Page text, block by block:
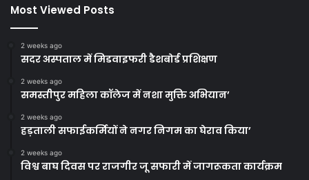
Most Viewed Posts
2 weeks ago
सदर अस्पताल में मिडवाइफरी डैशबोर्ड प्रशिक्षण
2 weeks ago
समस्तीपुर महिला कॉलेज में नशा मुक्ति अभियान’
2 weeks ago
हड़ताली सफाईकर्मियों ने नगर निगम का घेराव किया’
2 weeks ago
विश्व बाघ दिवस पर राजगीर जू सफारी में जागरूकता कार्यक्रम